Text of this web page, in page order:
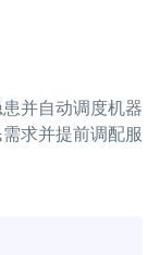
并自动调度机器
求并提前调配服